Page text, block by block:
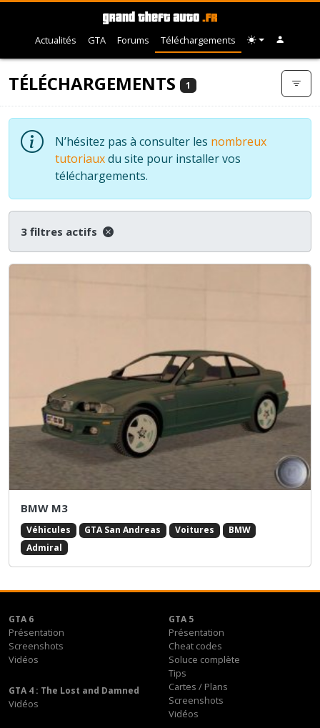
Actualités GTA Forums Téléchargements
TÉLÉCHARGEMENTS 1
N’hésitez pas à consulter les nombreux
tutoriauxdu site pour installer vos
téléchargements.
3 filtres actifs
BMW M3
Véhicules GTA San Andreas Voitures
BMW
Admiral
GTA 6
Présentation
Screenshots
Vidéos
GTA 5
Présentation
Cheat codes
Soluce complète
Tips
Cartes / Plans
Screenshots
Vidéos
GTA 4 : The Lost and Damned
Vidéos